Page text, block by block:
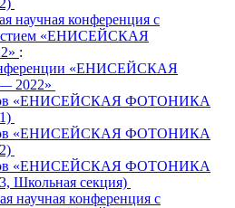
научная конференция с
«ЕНИСЕЙСКАЯ
:
«ЕНИСЕЙСКАЯ
«ЕНИСЕЙСКАЯ ФОТОНИКА
«ЕНИСЕЙСКАЯ ФОТОНИКА
«ЕНИСЕЙСКАЯ ФОТОНИКА
Школьная секция)
научная конференция с